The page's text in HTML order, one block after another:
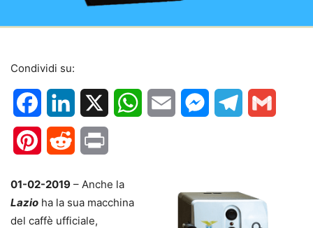
Condividi su:
FacebookLinkedIn WhatsApp
Email MessengerTelegram
PinterestReddit
01-02-2019 – Anche la
Lazio ha la sua macchina
del caffè ufficiale,